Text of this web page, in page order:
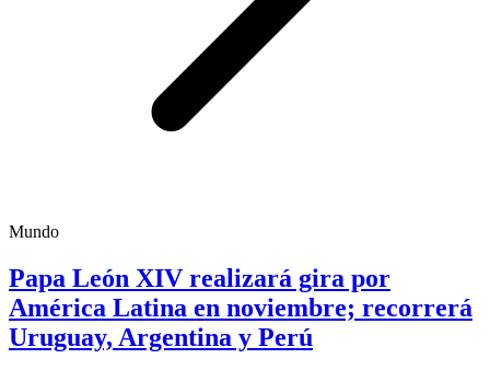
Mundo
Papa León XIV realizará gira por
América Latina en noviembre; recorrerá
Uruguay, Argentina y Perú